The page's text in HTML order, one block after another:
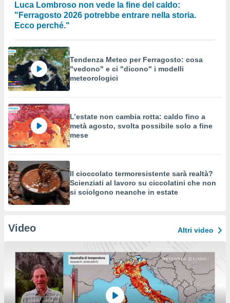
Luca Lombroso non vede la fine del caldo:
"Ferragosto 2026 potrebbe entrare nella storia.
Ecco perché."
Tendenza Meteo per Ferragosto: cosa
"vedono" e ci "dicono" i modelli
meteorologici
L’estate non cambia rotta: caldo fino a
metà agosto, svolta possibile solo a fine
mese
Il cioccolato termoresistente sarà realtà?
Scienziati al lavoro su ciccolatini che non
si sciolgono neanche in estate
Video Altri video